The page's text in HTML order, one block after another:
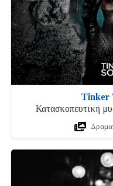
Tinker
Κατασκοπευτική